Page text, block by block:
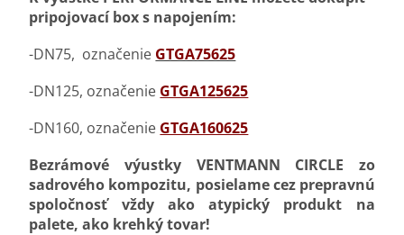
pripojovací box s napojením:
-DN75, označenie GTGA75625
-DN125, označenie GTGA125625
-DN160, označenie GTGA160625
Bezrámové výustky VENTMANN CIRCLE zo
sadrového kompozitu, posielame cez prepravnú
spoločnosť vždy ako atypický produkt na
palete, ako krehký tovar!